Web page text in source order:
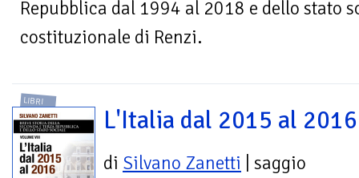
Repubblica dal 1994 al 2018 e dello stato
costituzionale di Renzi.
LIBRI
L'Italia dal 2015 al 2016
di Silvano Zanetti | saggio